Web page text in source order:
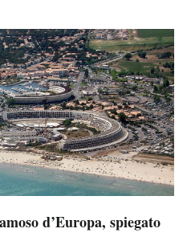
d’Europa, spiegato